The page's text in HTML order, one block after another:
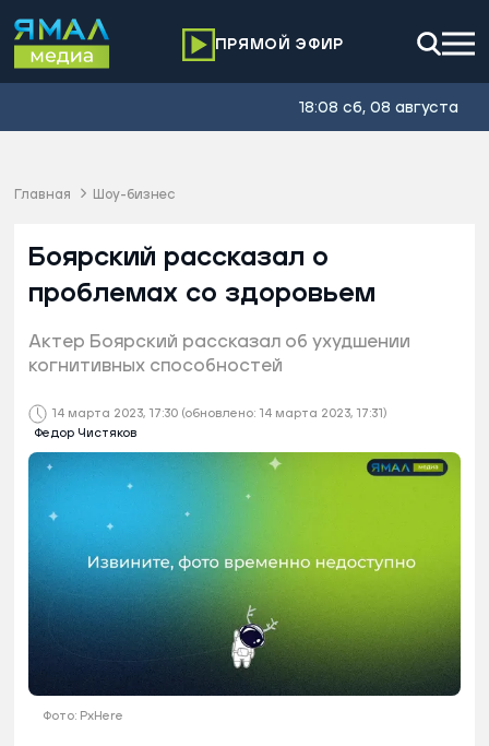
ПРЯМОЙ ЭФИР
18:08 сб, 08 августа
Главная Шоу-бизнес
14 марта 2023, 17:30 (обновлено: 14 марта 2023, 17:31)
Федор Чистяков
Боярский рассказал о
проблемах со здоровьем
Актер Боярский рассказал об ухудшении
когнитивных способностей
Фото: PxHere